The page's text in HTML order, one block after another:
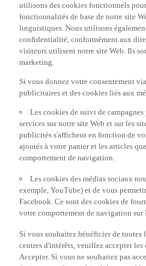
utilisons des cookies fonctionnels
fonctionnalités de base de notre site
linguistiques. Nous utilisons
confidentialité, conformément aux
visiteurs utilisent notre site Web. Ils
marketing.
Si vous donnez votre consentement
publicitaires et des cookies liés aux
Les cookies de suivi de
services sur notre site Web et sur les
publicités s'affichent en fonction de
ajoutés à votre panier et les articles
comportement de navigation.
Les cookies des médias sociaux
exemple, YouTube) et de vous
Facebook. Ce sont des cookies de
votre comportement de navigation
Si vous souhaitez bénéficier de toutes
centres d'intérêts, veuillez accepter
Accepter. Si vous ne souhaitez pas